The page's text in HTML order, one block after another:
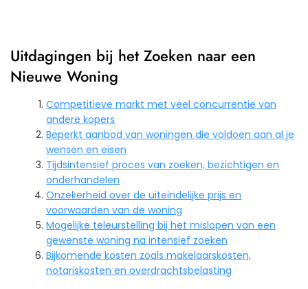
Uitdagingen bij het Zoeken naar een
Nieuwe Woning
Competitieve markt met veel concurrentie van
andere kopers
Beperkt aanbod van woningen die voldoen aan al je
wensen en eisen
Tijdsintensief proces van zoeken, bezichtigen en
onderhandelen
Onzekerheid over de uiteindelijke prijs en
voorwaarden van de woning
Mogelijke teleurstelling bij het mislopen van een
gewenste woning na intensief zoeken
Bijkomende kosten zoals makelaarskosten,
notariskosten en overdrachtsbelasting